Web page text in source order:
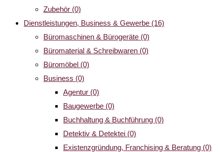
Zubehör (0)
Dienstleistungen, Business & Gewerbe (16)
Büromaschinen & Bürogeräte (0)
Büromaterial & Schreibwaren (0)
Büromöbel (0)
Business (0)
Agentur (0)
Baugewerbe (0)
Buchhaltung & Buchführung (0)
Detektiv & Detektei (0)
Existenzgründung, Franchising & Beratung (0)